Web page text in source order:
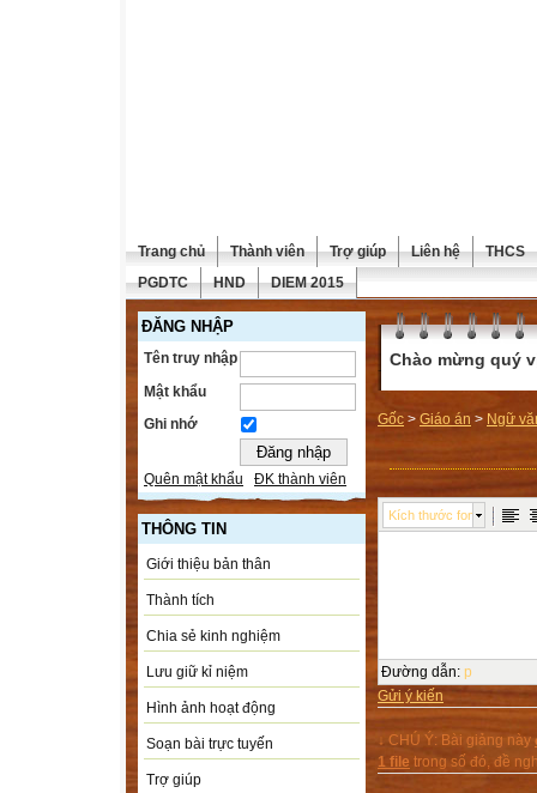
Trang chủ Thành viên Trợ giúp Liên hệ
THCS
PGDTC
HND DIEM 2015
ĐĂNG NHẬP
Tên truy nhập
Mật khẩu
Ghi nhớ
Quên mật khẩu ĐK thành viên
THÔNG TIN
Giới thiệu bản thân
Thành tích
Chia sẻ kinh nghiệm
Lưu giữ kỉ niệm
Hình ảnh hoạt động
Soạn bài trực tuyến
Trợ giúp
Chào mừng quý
Gốc > Giáo án > Ngữ
Kích thước font
Đường dẫn: p
Gửi ý kiến
↓ CHÚ Ý: Bài giảng này
1 file trong số đó, đề